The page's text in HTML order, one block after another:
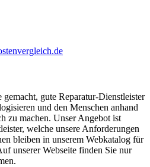
gute Reparatur-Dienstleister
und den Menschen anhand
zu machen. Unser Angebot ist
welche unsere Anforderungen
bleiben in unserem Webkatalog für
unserer Webseite finden Sie nur